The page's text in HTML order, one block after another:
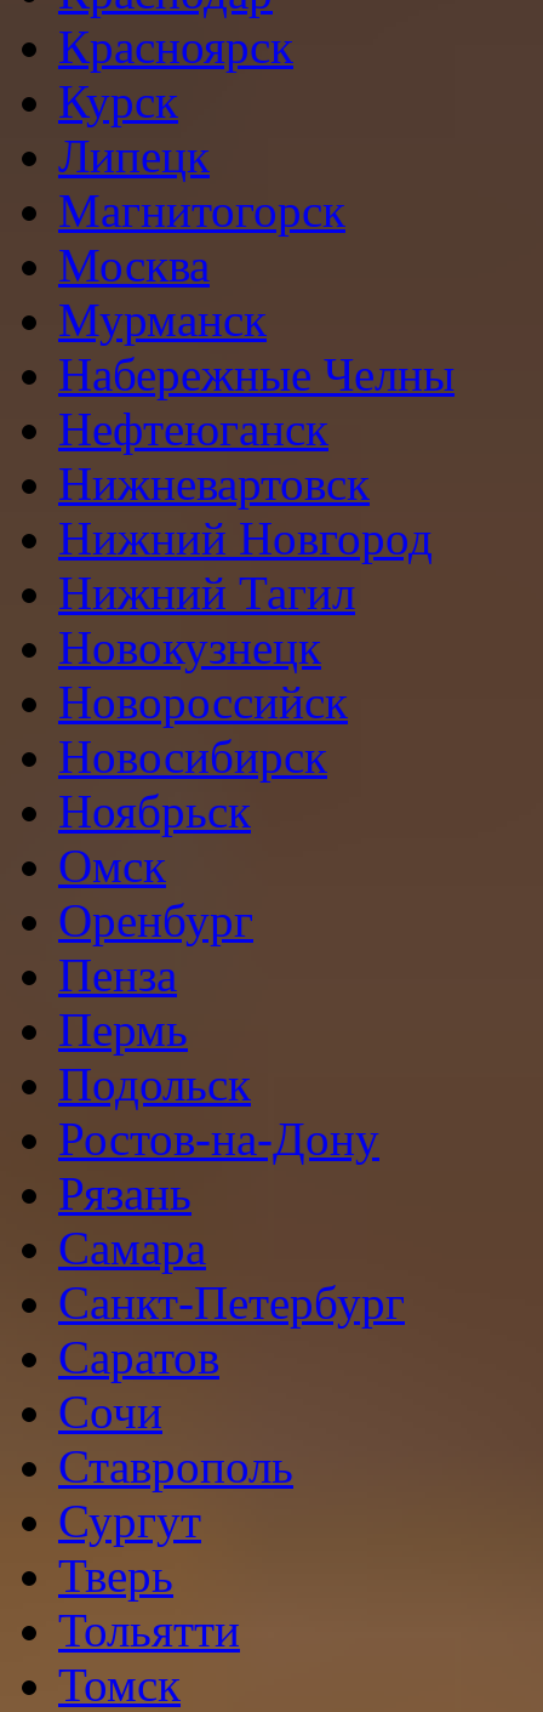
Красноярск
Курск
Липецк
Магнитогорск
Москва
Мурманск
Набережные Челны
Нефтеюганск
Нижневартовск
Нижний Новгород
Нижний Тагил
Новокузнецк
Новороссийск
Новосибирск
Ноябрьск
Омск
Оренбург
Пенза
Пермь
Подольск
Ростов-на-Дону
Рязань
Самара
Санкт-Петербург
Саратов
Сочи
Ставрополь
Сургут
Тверь
Тольятти
Томск